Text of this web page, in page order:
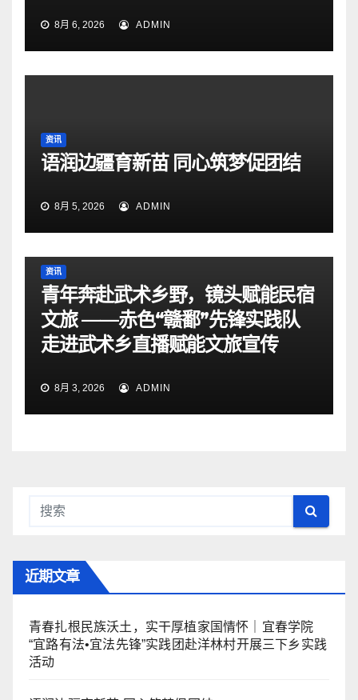
8月 6, 2026 ADMIN
资讯
语润边疆育新苗 同心筑梦促团结
8月 5, 2026 ADMIN
资讯
青年奔赴武术乡野，镜头赋能民宿
文旅 ——赤色“赣鄱”先锋实践队
走进武术乡直播赋能文旅宣传
8月 3, 2026 ADMIN
近期文章
青春扎根民族沃土，实干厚植家国情怀｜宜春学院
“宜路有法•宜法先锋”实践团赴洋林村开展三下乡实践
活动